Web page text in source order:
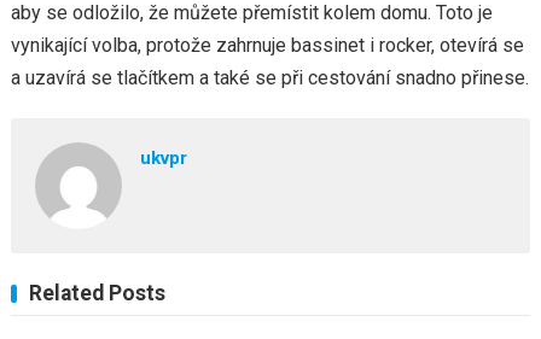
aby se odložilo, že můžete přemístit kolem domu. Toto je
vynikající volba, protože zahrnuje bassinet i rocker, otevírá se
a uzavírá se tlačítkem a také se při cestování snadno přinese.
ukvpr
Related Posts